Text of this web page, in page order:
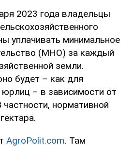
2023 года владельцы
уплачивать минимальное
(МНО) за каждый
земли.
будет – как для
юрлиц – в зависимости от
частности, нормативной
AgroPolit.com. Там